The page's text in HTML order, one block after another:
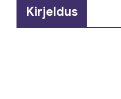
Kirjeldus